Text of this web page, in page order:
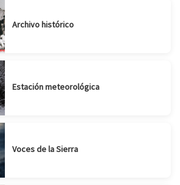
Archivo histórico
Estación meteorológica
Voces de la Sierra